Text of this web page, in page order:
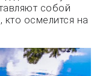
собой
осмелится на